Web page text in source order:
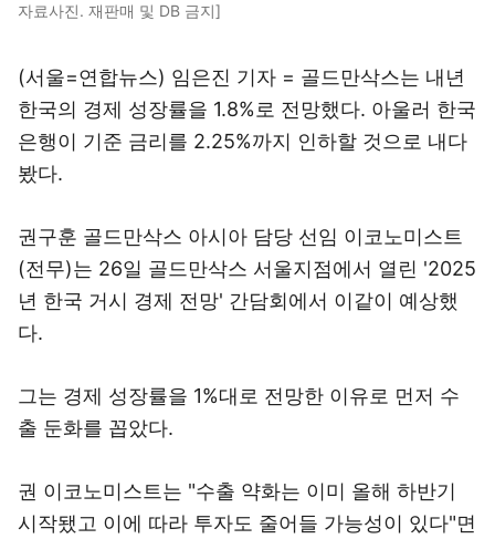
자료사진. 재판매 및 DB 금지]
(서울=연합뉴스) 임은진 기자 = 골드만삭스는 내년
한국의 경제 성장률을 1.8%로 전망했다. 아울러 한국
은행이 기준 금리를 2.25%까지 인하할 것으로 내다
봤다.
권구훈 골드만삭스 아시아 담당 선임 이코노미스트
(전무)는 26일 골드만삭스 서울지점에서 열린 '2025
년 한국 거시 경제 전망' 간담회에서 이같이 예상했
다.
그는 경제 성장률을 1%대로 전망한 이유로 먼저 수
출 둔화를 꼽았다.
권 이코노미스트는 "수출 약화는 이미 올해 하반기
시작됐고 이에 따라 투자도 줄어들 가능성이 있다"면